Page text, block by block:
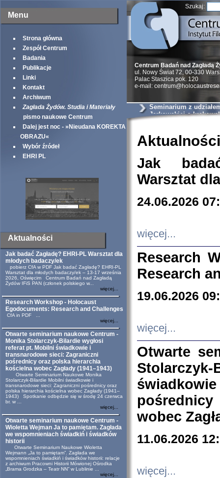
Menu
Strona główna
Zespół Centrum
Badania
Publikacje
Linki
Kontakt
Archiwum
Zagłada Żydów. Studia i Materiały
pismo naukowe Centrum
Dalej jest noc - »Nieudana KOREKTA
OBRAZU«
Wybór źródeł
EHRI PL
Aktualności
Jak badać Zagładę? EHRI-PL Warsztat dla
młodych badaczy/ek
pobierz CfA w PDF Jak badać Zagładę? EHRI-PL
Warsztat dla młodych badaczy/ek – 13-17 września
2026, Oświęcim Centrum Badań nad Zagładą
Żydów IFiS PAN (członek polskiego w...
więcej...
Research Workshop - Holocaust
Egodocuments: Research and Challenges
CfA in PDF ...
więcej...
Otwarte seminarium naukowe Centrum -
Monika Stolarczyk-Bilardie wygłosi
referat pt. Mobilni świadkowie i
transnarodowe sieci: Zagraniczni
pośrednicy oraz polska hierarchia
kościelna wobec Zagłady (1941–1943)
Otwarte Seminarium Naukowe Monika
Stolarczyk-Bilardie Mobilni świadkowie i
transnarodowe sieci: Zagraniczni pośrednicy oraz
polska hierarchia kościelna wobec Zagłady (1941–
1943) Spotkanie odbędzie się w środę 24 czerwca
br. w ...
więcej...
Otwarte seminarium naukowe Centrum -
Wioletta Wejman Ja to pamiętam. Zagłada
we wspomnieniach świadkiń i świadków
historii
Otwarte Seminarium Naukowe Wioletta
Wejmann „Ja to pamiętam”. Zagłada we
wspomnieniach świadkiń i świadków historii: relacje
z archiwum Pracowni Historii Mówionej Ośrodka
„Brama Grodzka – Teatr NN” w Lublinie ...
więcej...
Szukaj:
Centrum Badań nad Zagładą
ul. Nowy Świat 72, 00-330
Palac Staszica pok. 120
e-mail:
Seminarium z
Jarkowskiej o
Aktualności
Jak
Warsztat
24.06.2026
więcej...
Research
Research
19.06.2026
więcej...
Otwarte
wobec
11.06.2026
więcej...